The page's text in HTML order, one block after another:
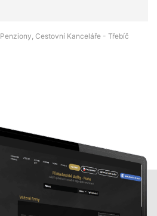
Penziony, Cestovní Kanceláře - Třebíč